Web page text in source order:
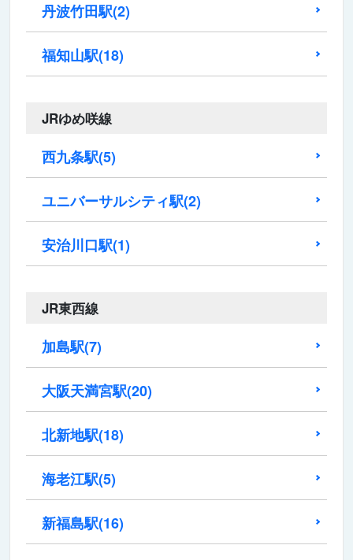
丹波竹田駅(2)
福知山駅(18)
JRゆめ咲線
西九条駅(5)
ユニバーサルシティ駅(2)
安治川口駅(1)
JR東西線
加島駅(7)
大阪天満宮駅(20)
北新地駅(18)
海老江駅(5)
新福島駅(16)